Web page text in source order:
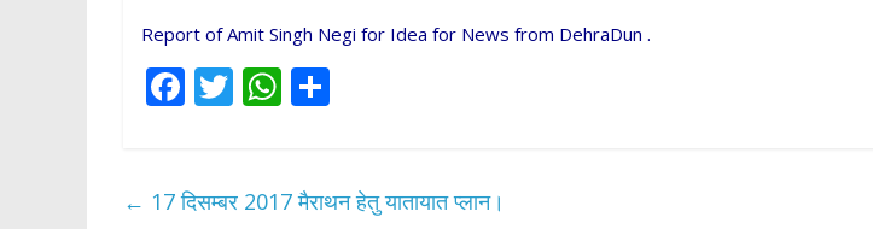
Report of Amit Singh Negi for Idea for News from DehraDun .
F
b
T
er
W
s e
← 17 दिसम्बर 2017 मैराथन हेतु यातायात प्लान।